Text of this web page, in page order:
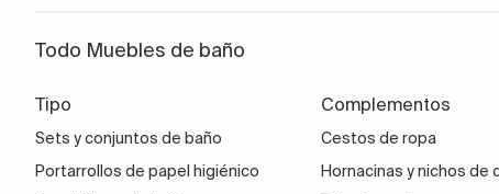
Todo Muebles de baño
Tipo
Sets y conjuntos de baño
Portarrollos de papel higiénico
Complementos
Cestos de ropa
Hornacinas y nichos de